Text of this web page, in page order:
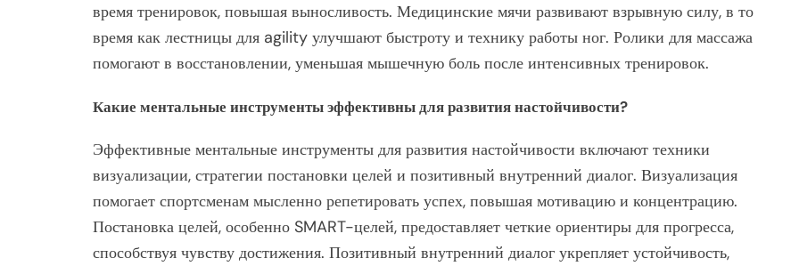
время тренировок, повышая выносливость. Медицинские мячи развивают взрывную силу, в то
время как лестницы для agility улучшают быстроту и технику работы ног. Ролики для массажа
помогают в восстановлении, уменьшая мышечную боль после интенсивных тренировок.
Какие ментальные инструменты эффективны для развития настойчивости?
Эффективные ментальные инструменты для развития настойчивости включают техники
визуализации, стратегии постановки целей и позитивный внутренний диалог. Визуализация
помогает спортсменам мысленно репетировать успех, повышая мотивацию и концентрацию.
Постановка целей, особенно SMART-целей, предоставляет четкие ориентиры для прогресса,
способствуя чувству достижения. Позитивный внутренний диалог укрепляет устойчивость,